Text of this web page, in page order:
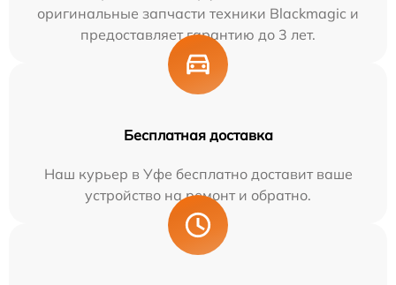
оригинальные запчасти техники Blackmagic и
предоставляет гарантию до 3 лет.
Бесплатная доставка
Наш курьер в Уфе бесплатно доставит ваше
устройство на ремонт и обратно.